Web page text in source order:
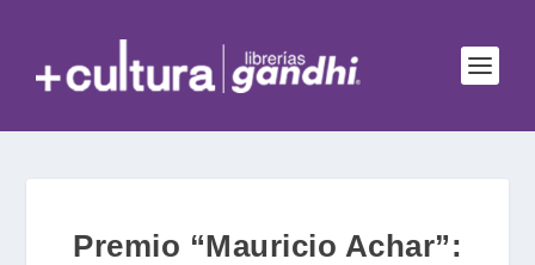
Premio “Mauricio Achar”: